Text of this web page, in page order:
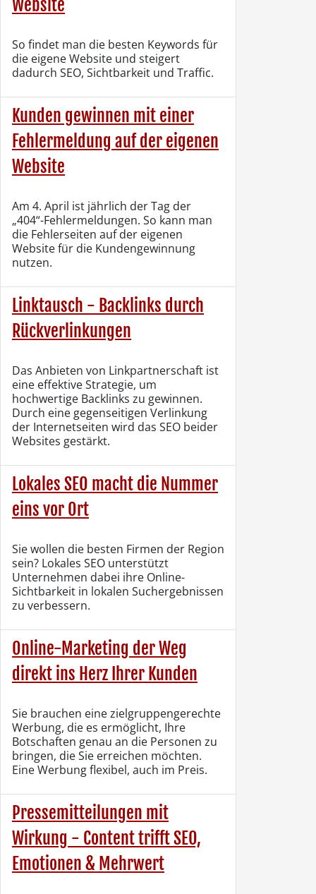
Website
So findet man die besten Keywords für
die eigene Website und steigert
dadurch SEO, Sichtbarkeit und Traffic.
Kunden gewinnen mit einer
Fehlermeldung auf der eigenen
Website
Am 4. April ist jährlich der Tag der
„404“-Fehlermeldungen. So kann man
die Fehlerseiten auf der eigenen
Website für die Kundengewinnung
nutzen.
Linktausch - Backlinks durch
Rückverlinkungen
Das Anbieten von Linkpartnerschaft ist
eine effektive Strategie, um
hochwertige Backlinks zu gewinnen.
Durch eine gegenseitigen Verlinkung
der Internetseiten wird das SEO beider
Websites gestärkt.
Lokales SEO macht die Nummer
eins vor Ort
Sie wollen die besten Firmen der Region
sein? Lokales SEO unterstützt
Unternehmen dabei ihre Online-
Sichtbarkeit in lokalen Suchergebnissen
zu verbessern.
Online-Marketing der Weg
direkt ins Herz Ihrer Kunden
Sie brauchen eine zielgruppengerechte
Werbung, die es ermöglicht, Ihre
Botschaften genau an die Personen zu
bringen, die Sie erreichen möchten.
Eine Werbung flexibel, auch im Preis.
Pressemitteilungen mit
Wirkung - Content trifft SEO,
Emotionen & Mehrwert